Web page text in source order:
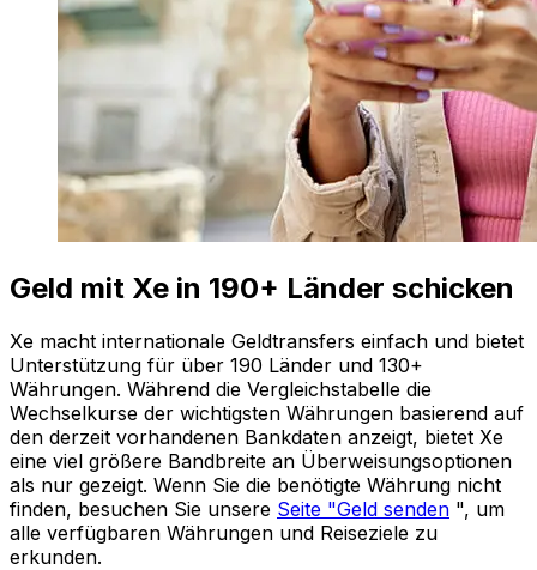
Geld mit Xe in 190+ Länder schicken
Xe macht internationale Geldtransfers einfach und bietet
Unterstützung für über 190 Länder und 130+
Währungen. Während die Vergleichstabelle die
Wechselkurse der wichtigsten Währungen basierend auf
den derzeit vorhandenen Bankdaten anzeigt, bietet Xe
eine viel größere Bandbreite an Überweisungsoptionen
als nur gezeigt. Wenn Sie die benötigte Währung nicht
finden, besuchen Sie unsere Seite "Geld senden ", um
alle verfügbaren Währungen und Reiseziele zu
erkunden.